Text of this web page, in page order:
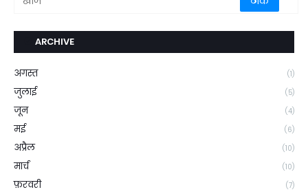
ARCHIVE
अगस्त (1)
जुलाई (5)
जून (4)
मई (6)
अप्रैल (10)
मार्च (10)
फ़रवरी (7)